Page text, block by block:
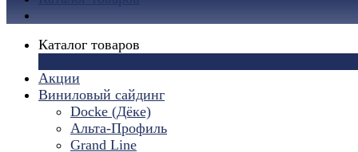
Каталог товаров
Акции
Виниловый сайдинг
Docke (Дёке)
Альта-Профиль
Grand Line